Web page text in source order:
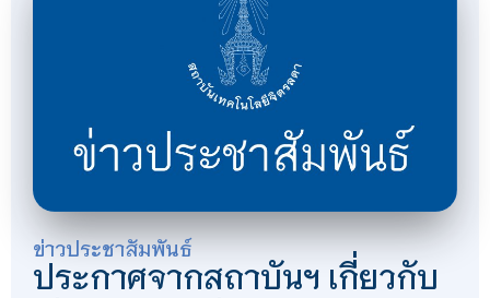
ข่าวประชาสัมพันธ์
ประกาศจากสถาบันฯ เกี่ยวกับ